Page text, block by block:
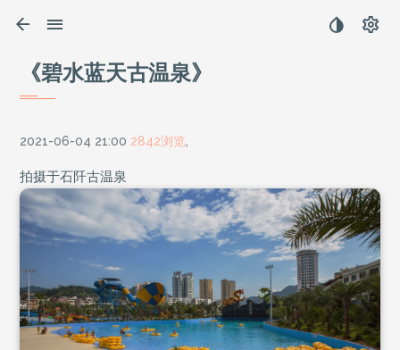
《碧水蓝天古温泉》
2021-06-04 21:00 2842浏览
拍摄于石阡古温泉